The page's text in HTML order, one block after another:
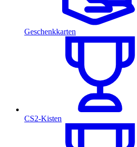
Geschenkkarten
CS2-Kisten